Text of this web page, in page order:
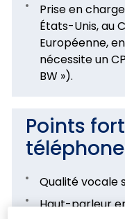
Prise en
États-Unis, au
Européenne,
nécessite un
BW »).
Points
Qualité vocale
Haut-parleur